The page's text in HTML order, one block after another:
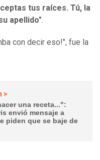
tus raíces. Tú, la
apellido".
con decir eso!", fue la
>
una receta...":
envió mensaje a
piden que se baje de